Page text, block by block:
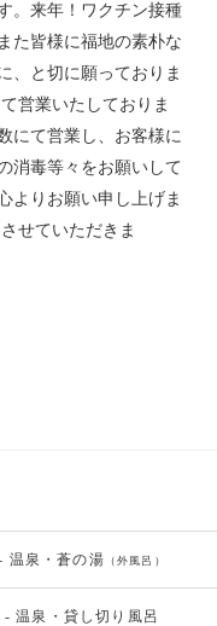
。来年！ワクチン接種
た皆様に福地の素朴な
、と切に願っておりま
営業いたしておりま
にて営業し、お客様に
消毒等々をお願いして
よりお願い申し上げま
せていただきま
温泉・蒼の湯 （外風呂）
- 温泉・貸し切り風呂